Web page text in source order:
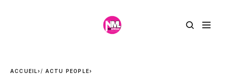
ACCUEIL› ACTU PEOPLE›